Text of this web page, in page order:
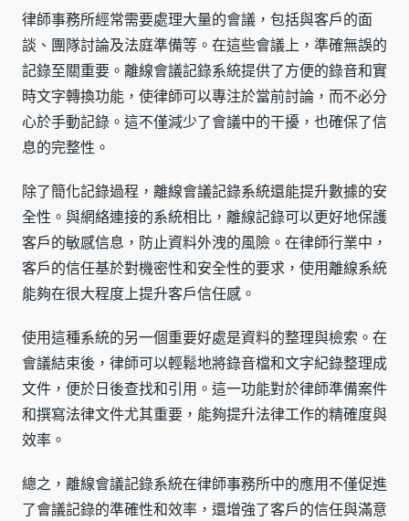
律師事務所經常需要處理大量的會議，包括與客戶的面
談、團隊討論及法庭準備等。在這些會議上，準確無誤的
記錄至關重要。離線會議記錄系統提供了方便的錄音和實
時文字轉換功能，使律師可以專注於當前討論，而不必分
心於手動記錄。這不僅減少了會議中的干擾，也確保了信
息的完整性。
除了簡化記錄過程，離線會議記錄系統還能提升數據的安
全性。與網絡連接的系統相比，離線記錄可以更好地保護
客戶的敏感信息，防止資料外洩的風險。在律師行業中，
客戶的信任基於對機密性和安全性的要求，使用離線系統
能夠在很大程度上提升客戶信任感。
使用這種系統的另一個重要好處是資料的整理與檢索。在
會議結束後，律師可以輕鬆地將錄音檔和文字紀錄整理成
文件，便於日後查找和引用。這一功能對於律師準備案件
和撰寫法律文件尤其重要，能夠提升法律工作的精確度與
效率。
總之，離線會議記錄系統在律師事務所中的應用不僅促進
了會議記錄的準確性和效率，還增強了客戶的信任與滿意